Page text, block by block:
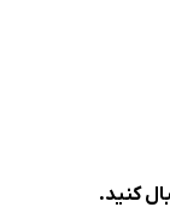
کنید.